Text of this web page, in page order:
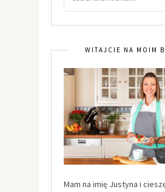
WITAJCIE NA MOIM
Mam na imię Justyna i